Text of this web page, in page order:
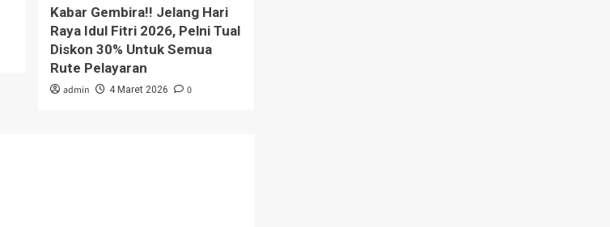
Kabar Gembira!! Jelang Hari
Raya Idul Fitri 2026, Pelni Tual
Diskon 30% Untuk Semua
Rute Pelayaran
admin 4 Maret 2026 0